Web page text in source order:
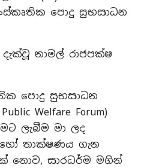
පොදු සුභසාධන
නාමල් රාජපක්ෂ
පොදු සුභසාධන
Welfare Forum)
ලැබීම මා ලද
හෝ තාක්ෂණය ගැන
නොව, සාරධර්ම මගින්